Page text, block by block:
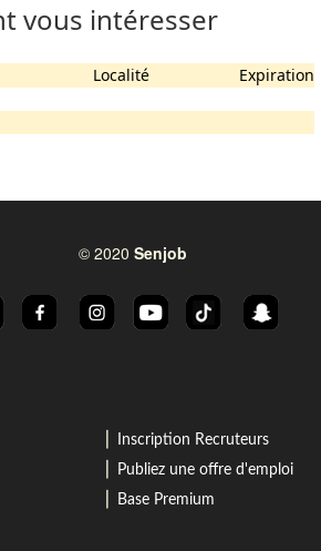
vous intéresser
Localité
Expiration
© 2020 Senjob
Inscription Recruteurs
Publiez une offre d'emploi
Base Premium